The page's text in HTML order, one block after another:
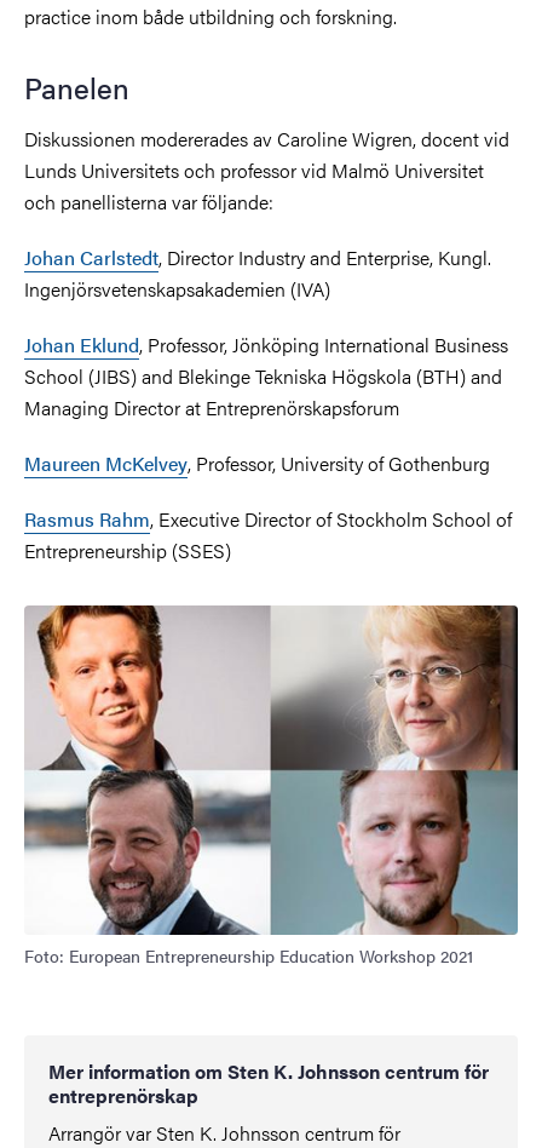
practice inom både utbildning och forskning.
Panelen
Diskussionen modererades av Caroline Wigren, docent vid
Lunds Universitets och professor vid Malmö Universitet
och panellisterna var följande:
Johan Carlstedt, Director Industry and Enterprise, Kungl.
Ingenjörsvetenskapsakademien (IVA)
Johan Eklund, Professor, Jönköping International Business
School (JIBS) and Blekinge Tekniska Högskola (BTH) and
Managing Director at Entreprenörskapsforum
Maureen McKelvey, Professor, University of Gothenburg
Rasmus Rahm, Executive Director of Stockholm School of
Entrepreneurship (SSES)
Bild
Foto: European Entrepreneurship Education Workshop 2021
Mer information om Sten K. Johnsson centrum för
entreprenörskap
Arrangör var Sten K. Johnsson centrum för